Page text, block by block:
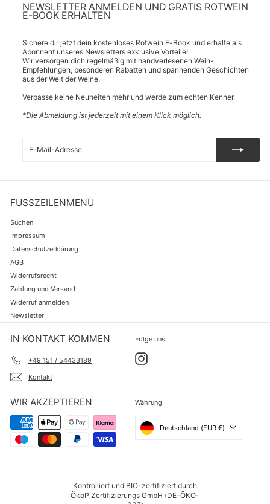
NEWSLETTER ANMELDEN UND GRATIS ROTWEIN
E-BOOK ERHALTEN
Sichere dir jetzt dein kostenloses Rotwein E-Book und erhalte als
Abonnent unseres Newsletters exklusive Vorteile!
Wir versorgen dich regelmäßig mit handverlesenen Wein-
Empfehlungen, besonderen Rabatten und spannenden Geschichten
aus der Welt der Weine.
Verpasse keine Neuheiten mehr und werde zum echten Kenner.
*Die Abmeldung ist jederzeit mit einem Klick möglich.
Mail-
FUSSZEILENMENÜ
Suchen
Impressum
Datenschutzerklärung
AGB
Widerrufsrecht
Zahlung und Versand
Widerruf anmelden
Newsletter
IN KONTAKT KOMMEN
+49 151 / 54433189
Kontakt
Folge uns
Instagram
WIR AKZEPTIEREN Währung
Deutschland (EUR €)
Kontrolliert und BIO-zertifiziert durch
ÖkoP Zertifizierungs GmbH (DE-ÖKO-